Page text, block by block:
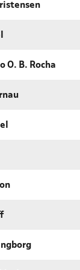
O. B. Rocha